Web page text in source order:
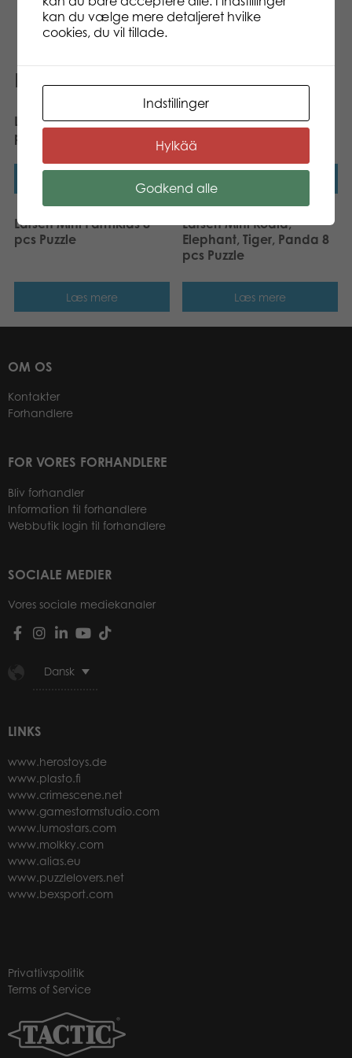
Relaterede varer
Larsen Midi Barnyard 16
pcs Puzzle
Larsen Mini Exotic
Animals 11 pcs Puzzle
Larsen Mini Farmkids 8
pcs Puzzle
Læs mere
Larsen Mini Koala,
Elephant, Tiger, Panda 8
pcs Puzzle
Læs mere
OM OS
Kontakter
Forhandlere
FOR VORES FORHANDLERE
Bliv forhandler
Information til forhandlere
Webbutik login til forhandlere
SOCIALE MEDIER
Vores sociale mediekanaler
Dansk
LINKS
www.herostoys.de
www.plasto.fi
www.crimescene.net
www.gamestormstudio.com
www.lumostars.com
www.molkky.com
www.alias.eu
www.puzzlelovers.net
www.bexsport.com
Privatlivspolitik
Terms of Service
kan du vælge mere detaljeret hvilke
cookies, du vil tillade.
Indstillinger
Hylkää
Godkend alle